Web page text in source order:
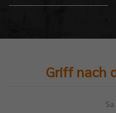
Griff nach